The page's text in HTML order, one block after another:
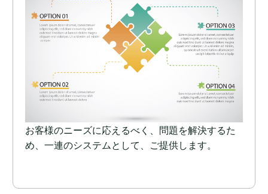
お客様のニーズに応えるべく、問題を解決するた
め、一連のシステムとして、ご提供します。